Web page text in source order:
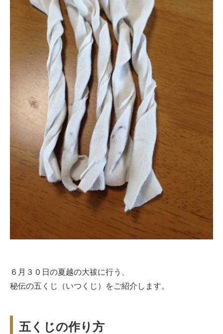
６月３０日の夏越の大祓に行う、
秘伝の五くじ（いつくじ）をご紹介します。
五くじの作り方